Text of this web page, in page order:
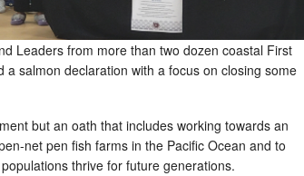
Leaders from more than two dozen coastal First
a salmon declaration with a focus on closing some
but an oath that includes working towards an
net pen fish farms in the Pacific Ocean and to
thrive for future generations.